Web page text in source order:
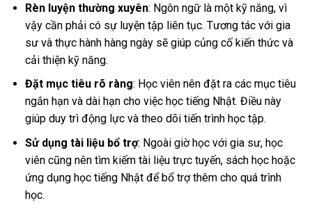
Rèn luyện thường xuyên: Ngôn ngữ là một kỹ năng, vì
vậy cần phải có sự luyện tập liên tục. Tương tác với gia
sư và thực hành hàng ngày sẽ giúp củng cố kiến thức và
cải thiện kỹ năng.
Đặt mục tiêu rõ ràng: Học viên nên đặt ra các mục tiêu
ngắn hạn và dài hạn cho việc học tiếng Nhật. Điều này
giúp duy trì động lực và theo dõi tiến trình học tập.
Sử dụng tài liệu bổ trợ: Ngoài giờ học với gia sư, học
viên cũng nên tìm kiếm tài liệu trực tuyến, sách học hoặc
ứng dụng học tiếng Nhật để bổ trợ thêm cho quá trình
học.